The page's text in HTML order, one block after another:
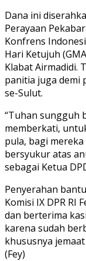
Dana ini
Perayaan
Konfrens
Hari Ketujuh
Klabat Airmadidi.
panitia juga demi
se-Sulut.
“Tuhan sungguh
memberkati,
pula, bagi
bersyukur atas
sebagai Ketua
Penyerahan
Komisi IX DPR RI
dan berterima
karena sudah
khususnya jemaat
(Fey)